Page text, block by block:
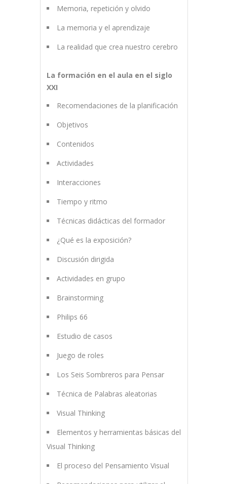
Memoria, repetición y olvido
La memoria y el aprendizaje
La realidad que crea nuestro cerebro
La formación en el aula en el siglo
XXI
Recomendaciones de la planificación
Objetivos
Contenidos
Actividades
Interacciones
Tiempo y ritmo
Técnicas didácticas del formador
¿Qué es la exposición?
Discusión dirigida
Actividades en grupo
Brainstorming
Philips 66
Estudio de casos
Juego de roles
Los Seis Sombreros para Pensar
Técnica de Palabras aleatorias
Visual Thinking
Elementos y herramientas básicas del
Visual Thinking
El proceso del Pensamiento Visual